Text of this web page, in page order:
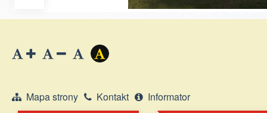
ZwiększZmniejszZresetuj
Wersja
Mapa strony Kontakt Informator